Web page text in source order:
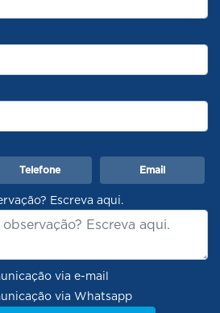
Telefone Email
Escreva aqui.
via e-mail
via Whatsapp